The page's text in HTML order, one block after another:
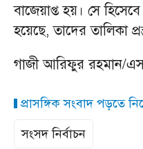
বাজেয়াপ্ত হয়। সে
হয়েছে, তাদের তালিকা
গাজী আরিফুর রহমান/
প্রাসঙ্গিক সংবাদ পড়তে
সংসদ নির্বাচন